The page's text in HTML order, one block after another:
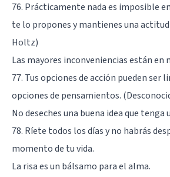
76. Prácticamente nada es imposible
te lo propones y mantienes una
Holtz)
Las mayores inconveniencias están en
77. Tus opciones de acción pueden ser
opciones de pensamientos.
No deseches una buena idea que tenga
78. Ríete todos los días y no habrás
momento de tu vida.
La risa es un bálsamo para el alma.